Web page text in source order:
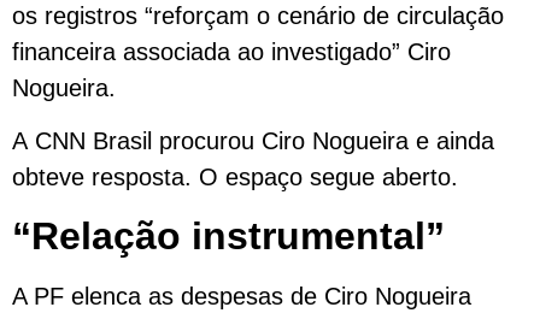
os registros “reforçam o cenário de circulação
financeira associada ao investigado” Ciro
Nogueira.
A CNN Brasil procurou Ciro Nogueira e ainda
obteve resposta. O espaço segue aberto.
“Relação instrumental”
A PF elenca as despesas de Ciro Nogueira